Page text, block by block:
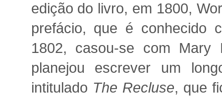
edição do livro, em 1800,
prefácio, que é conhecido
1802, casou-se com
planejou escrever um
intitulado The Recluse, que